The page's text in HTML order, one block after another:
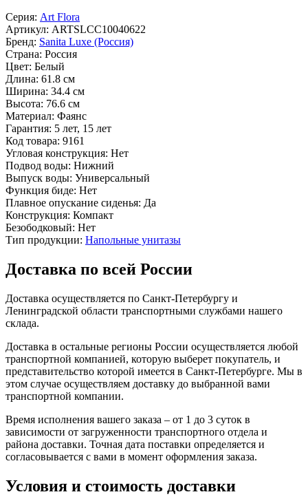
Серия: Art Flora
Артикул: ARTSLCC10040622
Бренд: Sanita Luxe (Россия)
Страна: Россия
Цвет: Белый
Длина: 61.8 см
Ширина: 34.4 см
Высота: 76.6 см
Материал: Фаянс
Гарантия: 5 лет, 15 лет
Код товара: 9161
Угловая конструкция: Нет
Подвод воды: Нижний
Выпуск воды: Универсальный
Функция биде: Нет
Плавное опускание сиденья: Да
Конструкция: Компакт
Безободковый: Нет
Тип продукции: Напольные унитазы
Доставка по всей России
Доставка осуществляется по Санкт-Петербургу и
Ленинградской области транспортными службами нашего
склада.
Доставка в остальные регионы России осуществляется любой
транспортной компанией, которую выберет покупатель, и
представительство которой имеется в Санкт-Петербурге. Мы в
этом случае осуществляем доставку до выбранной вами
транспортной компании.
Время исполнения вашего заказа – от 1 до 3 суток в
зависимости от загруженности транспортного отдела и
района доставки. Точная дата поставки определяется и
согласовывается с вами в момент оформления заказа.
Условия и стоимость доставки